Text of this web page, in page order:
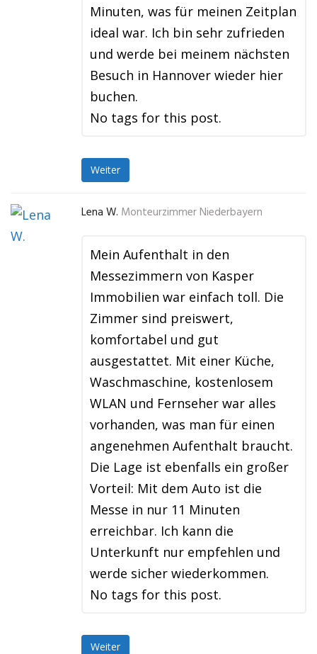
Minuten, was für meinen Zeitplan
ideal war. Ich bin sehr zufrieden
und werde bei meinem nächsten
Besuch in Hannover wieder hier
buchen.
No tags for this post.
Weiter
Lena W. Monteurzimmer Niederbayern
Mein Aufenthalt in den
Messezimmern von Kasper
Immobilien war einfach toll. Die
Zimmer sind preiswert,
komfortabel und gut
ausgestattet. Mit einer Küche,
Waschmaschine, kostenlosem
WLAN und Fernseher war alles
vorhanden, was man für einen
angenehmen Aufenthalt braucht.
Die Lage ist ebenfalls ein großer
Vorteil: Mit dem Auto ist die
Messe in nur 11 Minuten
erreichbar. Ich kann die
Unterkunft nur empfehlen und
werde sicher wiederkommen.
No tags for this post.
Weiter